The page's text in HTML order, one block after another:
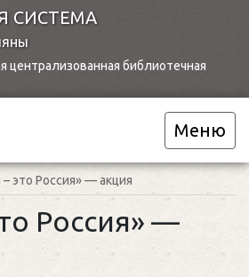
СИСТЕМА
централизованная библиотечная
Меню
это Россия» — акция
Россия» —